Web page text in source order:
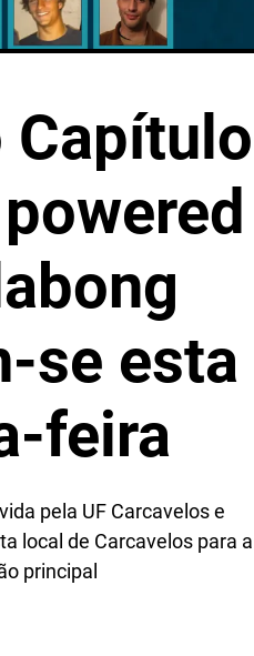
se esta
feira
pela UF Carcavelos e
local de Carcavelos para a
principal